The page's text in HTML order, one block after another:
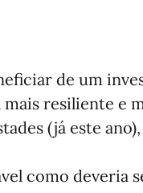
de um
resiliente e
(já este
como deveria